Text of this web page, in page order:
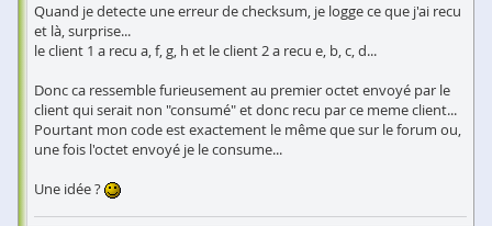
Quand je detecte une erreur de checksum, je logge ce que j'ai recu
et là, surprise...
le client 1 a recu a, f, g, h et le client 2 a recu e, b, c, d...
Donc ca ressemble furieusement au premier octet envoyé par le
client qui serait non "consumé" et donc recu par ce meme client...
Pourtant mon code est exactement le même que sur le forum ou,
une fois l'octet envoyé je le consume...
Une idée ?